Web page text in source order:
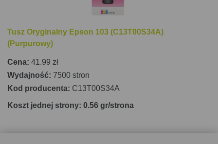
Tusz Oryginalny Epson 103 (C13T00S34A)
(Purpurowy)
Cena: 41.99 zł
Wydajność: 7500 stron
Kod producenta: C13T00S34A
Koszt jednej strony: 0.56 gr/strona